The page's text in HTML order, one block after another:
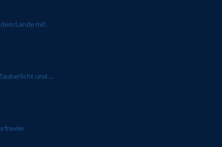
Lande mit.
und ...